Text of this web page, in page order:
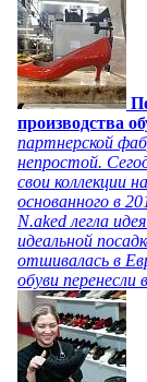
производства
партнерской
непростой.
свои коллекции
основанного в
N.aked легла
идеальной
отшивалась в
обуви перенесли